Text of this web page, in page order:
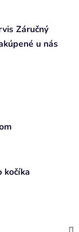
Záručný
u nás
kočíka